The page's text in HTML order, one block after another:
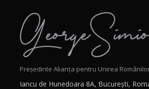
Președinte Alianța pentru Unirea
Iancu de Hunedoara 8A, București,